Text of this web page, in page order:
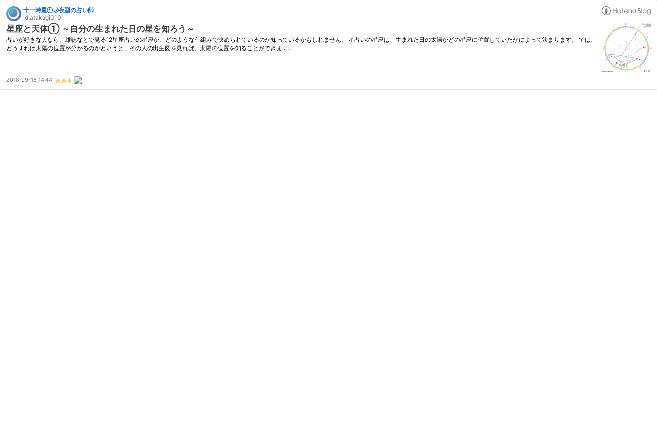
十一時屋🕚🌙夜型の占い師
id:atakagi0101
星座と天体① ～自分の生まれた日の星を知ろう～
占いが好きな人なら、雑誌などで見る12星座占いの星座が、どのような仕組みで決められているのか知っているかもしれません。 星占いの星座は、生まれた日の太陽がどの星座に位置していたかによって決まります。 では、
どうすれば太陽の位置が分かるのかというと、その人の出生図を見れば、太陽の位置を知ることができます…
2018-09-18 14:44